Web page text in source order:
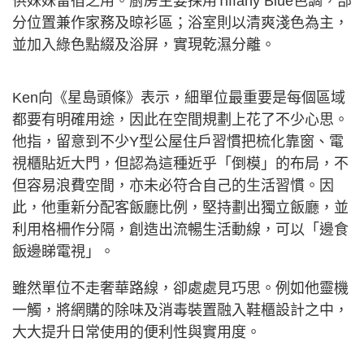
分位置兼作家務及晾衫區；浴室則以清爽淺色為主，
並加入綠色點綴及浴屏，實現乾濕分離。
Ken向《星島頭條》表示，細單位最重要是每個區域
都要有明確用途，因此在空間規劃上花了不少心思。
他指，留意到不少Y型公屋住戶習慣把梳化靠窗、電
視櫃貼近大門，但認為這種近乎「倒模」的布局，不
但容易浪費空間，亦未必符合自己的生活習慣。因
此，他重新分配客飯廳比例，堅持劃出獨立飯廳，並
利用格柵作分隔，創造出流暢生活動線，可以「邊食
飯邊睇電視」。
雖然單位不走奢華路線，卻處處見巧思。例如他靈機
一觸，將網購的除味及消毒裝置融入鞋櫃設計之中，
大大提升日常使用的便利性與實用度。